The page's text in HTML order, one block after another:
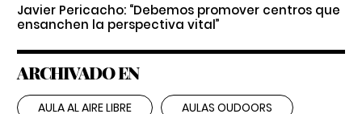
Javier Pericacho: “Debemos promover centros que
ensanchen la perspectiva vital”
ARCHIVADO EN
AULA AL AIRE LIBRE AULAS OUDOORS